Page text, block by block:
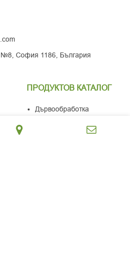
№8, София 1186, България
ПРОДУКТОВ КАТАЛОГ
Дървообработка
Сушилни и котли